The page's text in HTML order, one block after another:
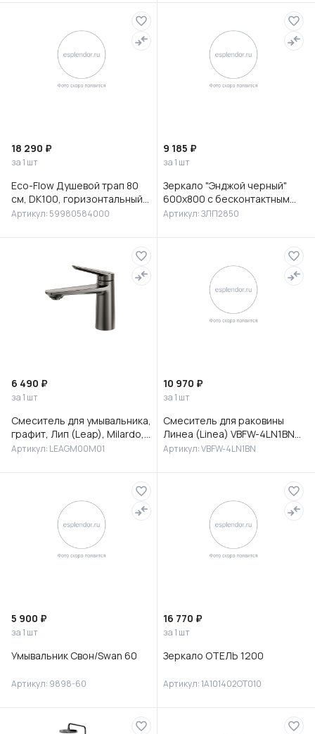
18 290 ₽
за 1 шт
Eco-Flow Душевой трап 80
см, DK100, горизонтальный
сифон 60 мм, матовый
Артикул: 59980584000
9 185 ₽
за 1 шт
Зеркало "Энджой черный"
600х800 с бесконтактным
сенсором и холодной
Артикул: ЗЛП2850
6 490 ₽
за 1 шт
Смеситель для умывальника,
графит, Лип (Leap), Milardo,
LEAGM00M01
Артикул: LEAGM00M01
10 970 ₽
за 1 шт
Смеситель для раковины
Линеа (Linea) VBFW-4LN1BN
встраиваемый,
Артикул: VBFW-4LN1BN
5 900 ₽
за 1 шт
Умывальник Свон/Swan 60
Артикул: 9898-60
16 770 ₽
за 1 шт
Зеркало ОТЕЛЬ 1200
Артикул: 1A101402OT010